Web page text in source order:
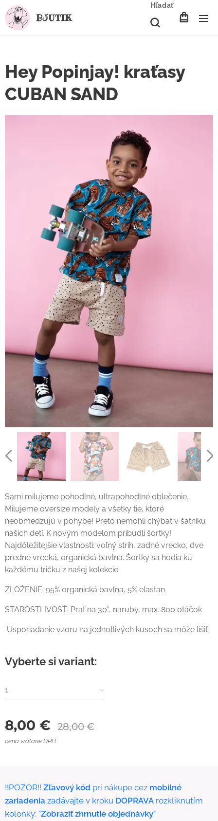
BJUTIK
Hľadať
Hey Popinjay! kraťasy
CUBAN SAND
Sami milujeme pohodlné, ultrapohodlné oblečenie.
Milujeme oversize modely a všetky tie, ktoré
neobmedzujú v pohybe! Preto nemohli chýbať v šatníku
našich detí. K novým modelom pribudli šortky!
Najdôležitejšie vlastnosti: voľný strih, zadné vrecko, dve
predné vrecká, organická bavlna. Šortky sa hodia ku
každému tričku z našej kolekcie.
ZLOŽENIE: 95% organická bavlna, 5% elastan
STAROSTLIVOSŤ: Prať na 30°, naruby, max. 800 otáčok
Usporiadanie vzoru na jednotlivých kusoch sa môže líšiť
Vyberte si variant:
1
8,00 € 28,00€
cena vrátane DPH
!!POZOR!! Zľavový kód pri nákupe cez mobilné
zariadenia zadávajte v kroku DOPRAVA rozkliknutím
kolonky: "Zobraziť zhrnutie objednávky"